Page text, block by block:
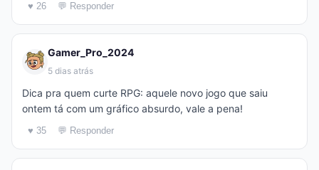
♥ 26 💬 Responder
Gamer_Pro_2024
5 dias atrás
Dica pra quem curte RPG: aquele novo jogo que saiu
ontem tá com um gráfico absurdo, vale a pena!
♥ 35 💬 Responder